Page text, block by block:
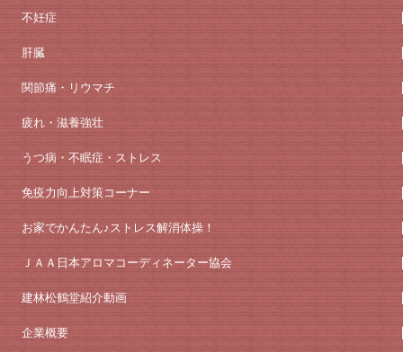
不妊症
肝臓
関節痛・リウマチ
疲れ・滋養強壮
うつ病・不眠症・ストレス
免疫力向上対策コーナー
お家でかんたん♪ストレス解消体操！
ＪＡＡ日本アロマコーディネーター協会
建林松鶴堂紹介動画
企業概要